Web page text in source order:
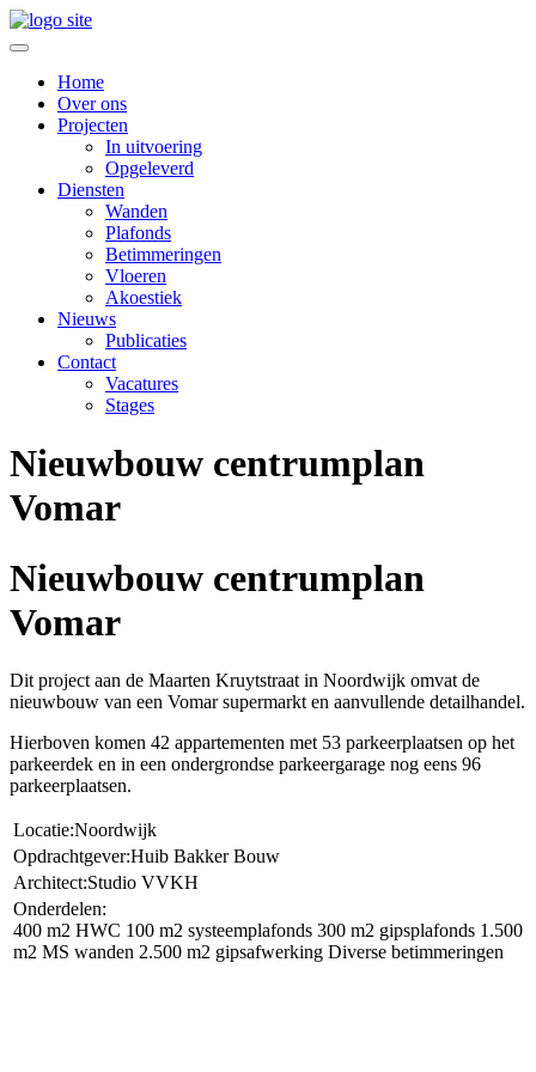
Home
Over ons
Projecten
In uitvoering
Opgeleverd
Diensten
Wanden
Plafonds
Betimmeringen
Vloeren
Akoestiek
Nieuws
Publicaties
Contact
Vacatures
Stages
Nieuwbouw centrumplan
Vomar
Nieuwbouw centrumplan
Vomar
Dit project aan de Maarten Kruytstraat in Noordwijk omvat de
nieuwbouw van een Vomar supermarkt en aanvullende detailhandel.
Hierboven komen 42 appartementen met 53 parkeerplaatsen op het
parkeerdek en in een ondergrondse parkeergarage nog eens 96
parkeerplaatsen.
Locatie:Noordwijk
Opdrachtgever:Huib Bakker Bouw
Architect:Studio VVKH
Onderdelen:
400 m2 HWC 100 m2 systeemplafonds 300 m2 gipsplafonds 1.500
m2 MS wanden 2.500 m2 gipsafwerking Diverse betimmeringen